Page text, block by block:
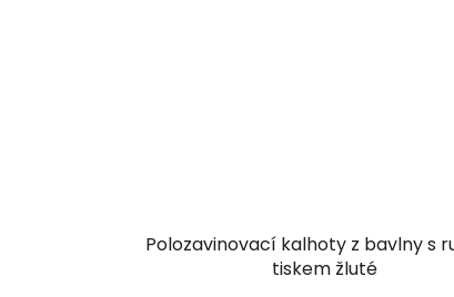
Polozavinovací kalhoty z bavlny s
tiskem žluté